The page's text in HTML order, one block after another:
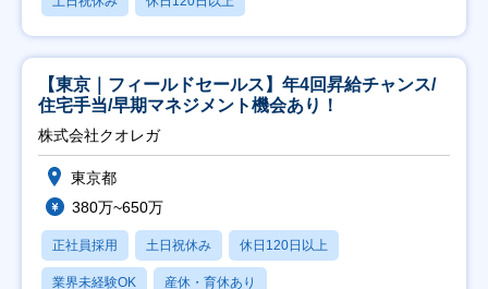
【東京｜フィールドセールス】年4回昇給チャンス/
住宅手当/早期マネジメント機会あり！
株式会社クオレガ
東京都
380万~650万
正社員採用 土日祝休み 休日120日以上
業界未経験OK 産休・育休あり